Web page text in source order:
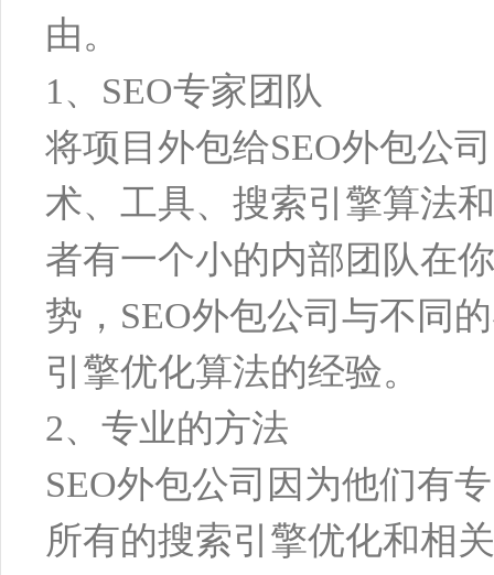
由。
1、SEO专家团队
将项目外包给SEO外包公
术、工具、搜索引擎算法
者有一个小的内部团队在
势，SEO外包公司与不同
引擎优化算法的经验。
2、专业的方法
SEO外包公司因为他们有
所有的搜索引擎优化和相